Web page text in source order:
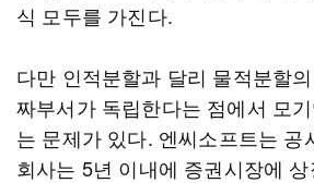
식 모두를 가진다.
다만 인적분할과 달리 물적분할
짜부서가 독립한다는 점에서 모
는 문제가 있다. 엔씨소프트는 공
회사는 5년 이내에 증권시장에